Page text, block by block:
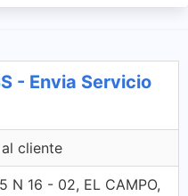
- Envia Servicio
cliente
N 16 - 02, EL CAMPO,